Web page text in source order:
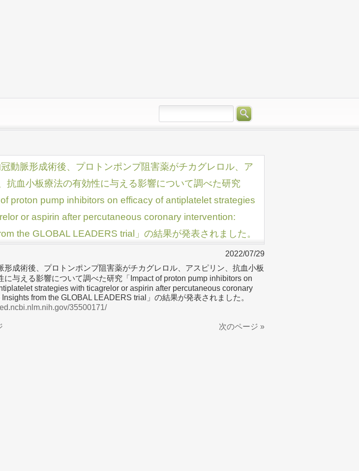
動脈形成術後、プロトンポンプ阻害薬がチカグレロル、ア
抗血小板療法の有効性に与える影響について調べた研究
of proton pump inhibitors on efficacy of antiplatelet strategies
or aspirin after percutaneous coronary intervention:
the GLOBAL LEADERS trial」の結果が発表されました。
2022/07/29
形成術後、プロトンポンプ阻害薬がチカグレロル、アスピリン、抗血小板
に与える影響について調べた研究「Impact of proton pump inhibitors on
strategies with ticagrelor or aspirin after percutaneous coronary
from the GLOBAL LEADERS trial」の結果が発表されました。
35500171/
次のページ »